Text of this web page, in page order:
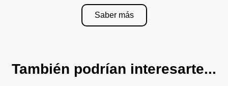
Saber más
También podrían interesarte...